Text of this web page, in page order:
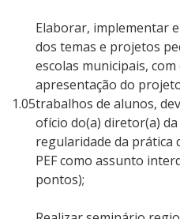
1.05
Elaborar, implementar
dos temas e projetos
escolas municipais,
apresentação do
trabalhos de alunos,
ofício do(a) diretor(a)
regularidade da prática
PEF como assunto
pontos);